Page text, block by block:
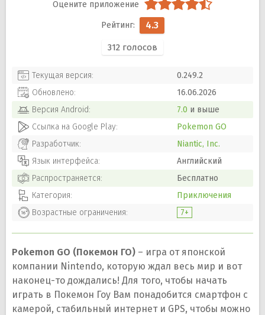
4.3
312 голосов
Текущая версия:
0.249.2
Обновлено:
16.06.2026
Версия Android: 7.0 и выше
Ссылка на Google Play:
Pokemon GO
Разработчик:
Niantic, Inc.
Язык интерфейса:
Английский
Распространяется:
Бесплатно
Категория:
Приключения
Возрастные ограничения:
7+
Pokemon GO (Покемон ГО) – игра от японской
компании Nintendo, которую ждал весь мир и вот
наконец-то дождались! Для того, чтобы начать
играть в Покемон Гоу Вам понадобится смартфон с
камерой, стабильный интернет и GPS, чтобы можно